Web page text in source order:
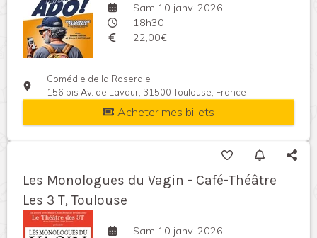
Sam 10 janv. 2026
18h30
22,00€
Comédie de la Roseraie
156 bis Av. de Lavaur, 31500 Toulouse, France
Acheter mes billets
Les Monologues du Vagin - Café-Théâtre
Les 3 T, Toulouse
Sam 10 janv. 2026